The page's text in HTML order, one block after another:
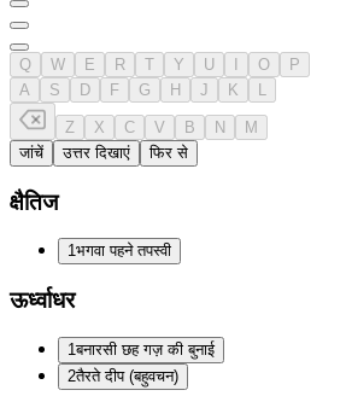
Q W E R T Y U O
P
A
S D F G H J K
Z X C V B N
M
जांचें
उत्तर दिखाएं फिर से
क्षैतिज
1भगवा पहने तपस्वी
ऊर्ध्वाधर
1बनारसी छह गज़ की बुनाई
2तैरते दीप (बहुवचन)